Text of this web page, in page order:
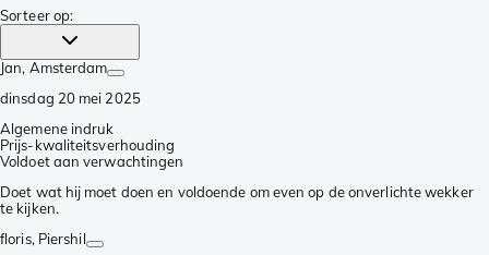
Sorteer op:
Jan, Amsterdam
dinsdag 20 mei 2025
Algemene indruk
Prijs-kwaliteitsverhouding
Voldoet aan verwachtingen
Doet wat hij moet doen en voldoende om even op de onverlichte wekker
te kijken.
floris, Piershil